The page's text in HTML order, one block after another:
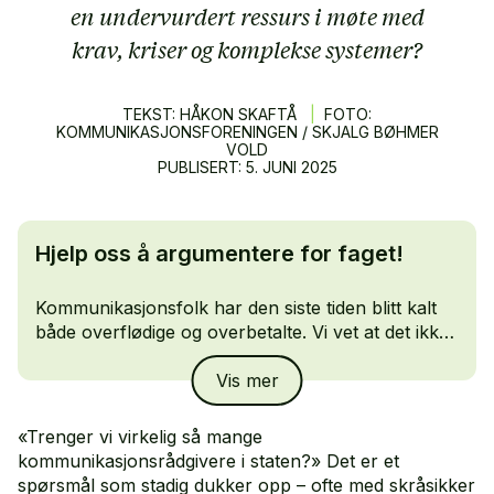
en undervurdert ressurs i møte med
krav, kriser og komplekse systemer?
TEKST: HÅKON SKAFTÅ
FOTO:
KOMMUNIKASJONSFORENINGEN / SKJALG BØHMER
VOLD
PUBLISERT: 5. JUNI 2025
Hjelp oss å argumentere for faget!
Kommunikasjonsfolk har den siste tiden blitt kalt
både overflødige og overbetalte. Vi vet at det ikke
stemmer. Har ditt kommunikasjonsarbeid ført til
konkrete forbedringer eller måloppnåelse?Del
Vis mer
«Trenger vi virkelig så mange
kommunikasjonsrådgivere i staten?» Det er et
spørsmål som stadig dukker opp – ofte med skråsikker